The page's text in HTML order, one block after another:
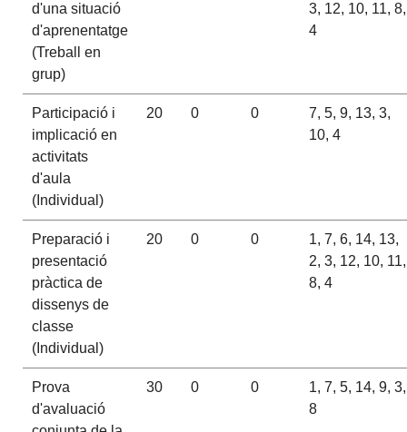
d'una situació
d'aprenentatge
(Treball en
grup)
3, 12, 10, 11, 8,
4
Participació i
implicació en
activitats
d'aula
(Individual)
20 0 0
7, 5, 9, 13, 3,
10, 4
Preparació i
presentació
pràctica de
dissenys de
classe
(Individual)
20 0 0
1, 7, 6, 14, 13,
2, 3, 12, 10, 11,
8, 4
Prova
d'avaluació
30 0 0
1, 7, 5, 14, 9, 3,
8